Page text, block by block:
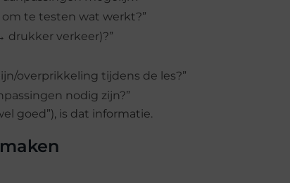
te testen wat werkt?”
drukker verkeer)?”
overprikkeling tijdens de les?”
nodig zijn?”
goed”), is dat informatie.